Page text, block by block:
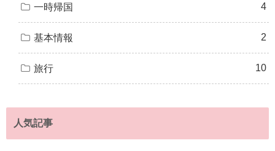
一時帰国 4
基本情報 2
旅行 10
人気記事